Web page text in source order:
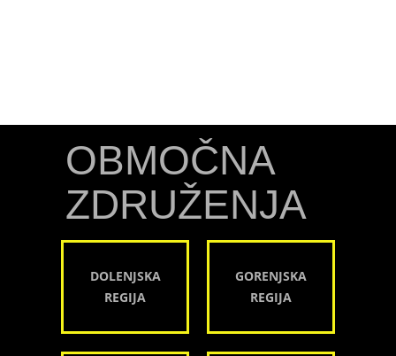
OBMOČNA
ZDRUŽENJA
DOLENJSKA
REGIJA
GORENJSKA
REGIJA